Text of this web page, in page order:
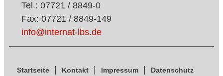
Tel.: 07721 / 8849-0
Fax: 07721 / 8849-149
info@internat-lbs.de
Startseite Kontakt Impressum Datenschutz